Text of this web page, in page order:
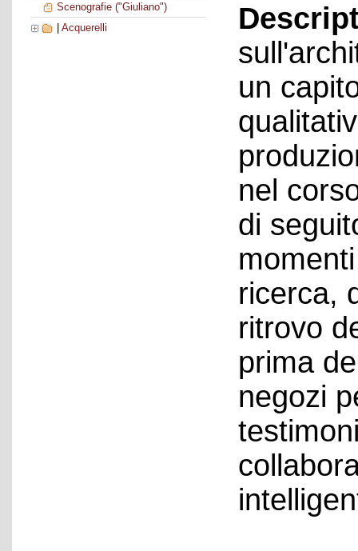
Scenografie ("Giuliano")
Acquerelli
un
nel
di
ricerca,
ritrovo
prima
negozi